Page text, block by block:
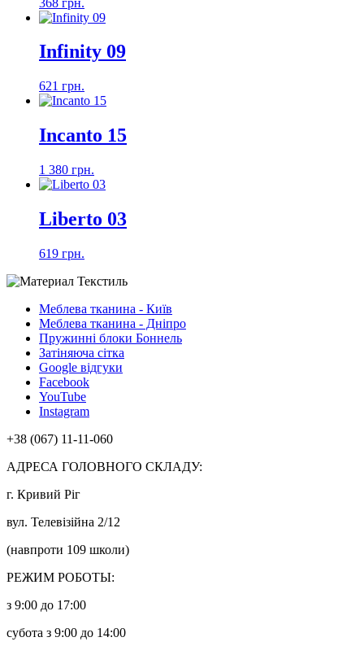
Infinity 09
621 грн.
Incanto 15
1 380 грн.
Liberto 03
619 грн.
Меблева тканина - Київ
Меблева тканина - Дніпро
Пружинні блоки Боннель
Затіняюча сітка
Google відгуки
Facebook
YouTube
Instagram
+38 (067) 11-11-060
АДРЕСА ГОЛОВНОГО СКЛАДУ:
г. Кривий Ріг
вул. Телевізійна 2/12
(навпроти 109 школи)
РЕЖИМ РОБОТЫ:
з 9:00 до 17:00
субота з 9:00 до 14:00